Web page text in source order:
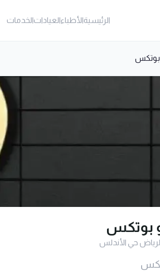
الرئيسيةالأطباءالعياداتالخدمات
بوتكس
بوتكس
حي الأندلس